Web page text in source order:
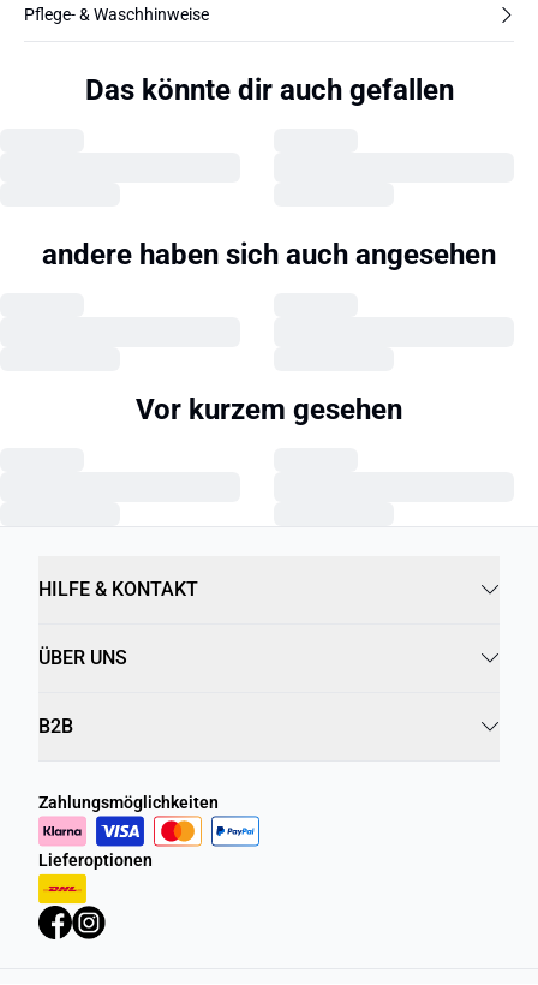
Pflege- & Waschhinweise
Das könnte dir auch gefallen
andere haben sich auch angesehen
Vor kurzem gesehen
HILFE & KONTAKT
ÜBER UNS
B2B
Zahlungsmöglichkeiten
Lieferoptionen